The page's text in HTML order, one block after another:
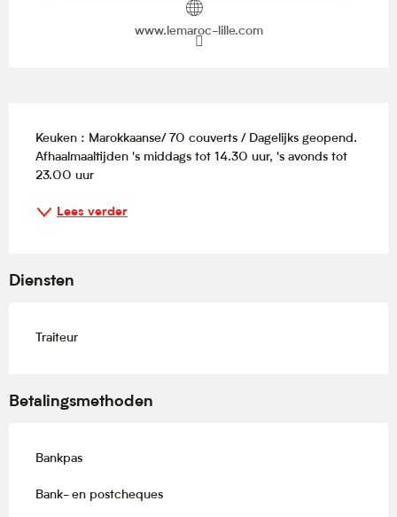
www.lemaroc-lille.com
Keuken : Marokkaanse/ 70 couverts / Dagelijks geopend.
Afhaalmaaltijden 's middags tot 14.30 uur, 's avonds tot
23.00 uur
Lees verder
Diensten
Traiteur
Betalingsmethoden
Bankpas
Bank- en postcheques